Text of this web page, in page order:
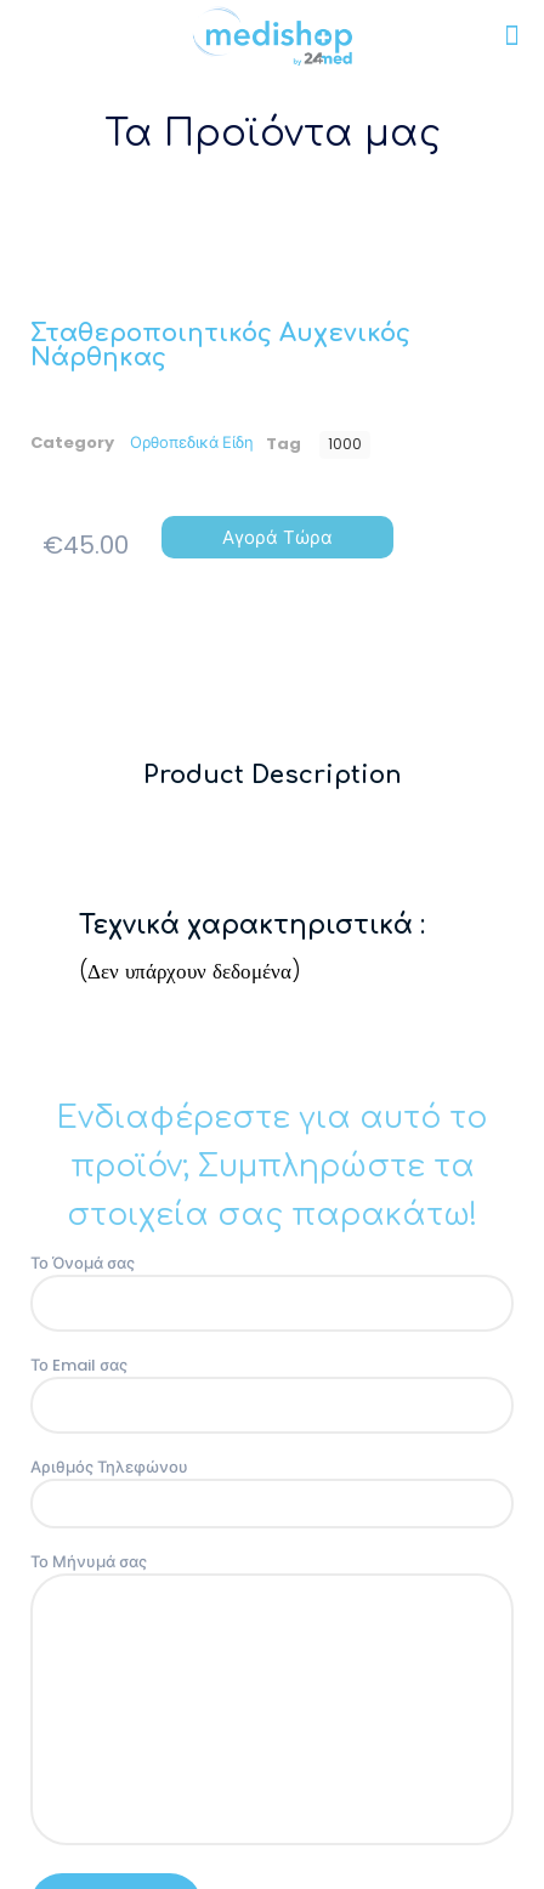
Τα Προϊόντα μας
Σταθεροποιητικός Αυχενικός
Νάρθηκας
Category Ορθοπεδικά Είδη Tag 1000
€45.00 Αγορά Τώρα
Product Description
Τεχνικά χαρακτηριστικά :
(Δεν υπάρχουν δεδομένα)
Ενδιαφέρεστε για αυτό το
προϊόν; Συμπληρώστε τα
στοιχεία σας παρακάτω!
Το Όνομά σας
Το Email σας
Αριθμός Τηλεφώνου
Το Μήνυμά σας